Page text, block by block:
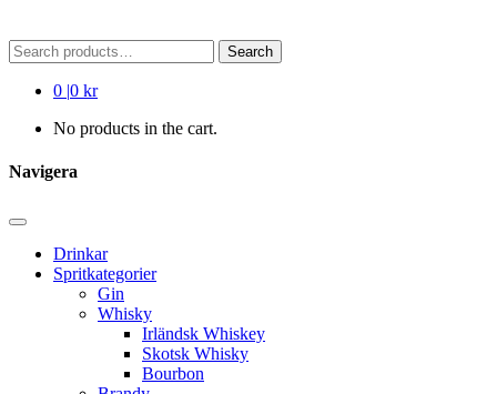
Search
for:
Search
0 |0 kr
No products in the cart.
Navigera
Drinkar
Spritkategorier
Gin
Whisky
Irländsk Whiskey
Skotsk Whisky
Bourbon